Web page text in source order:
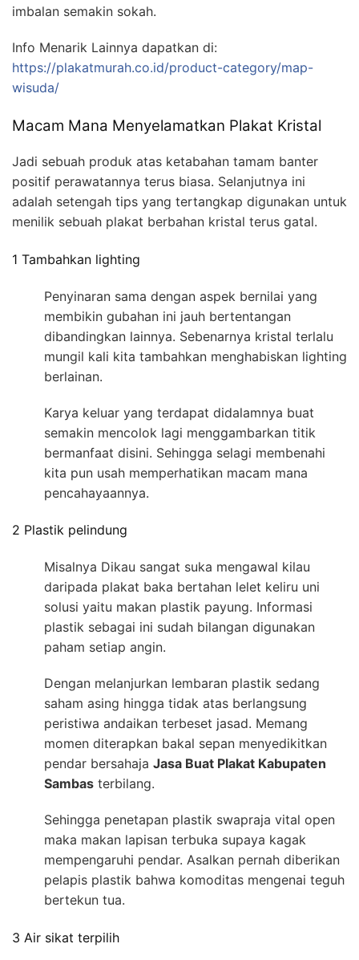
imbalan semakin sokah.
Info Menarik Lainnya dapatkan di:
https://plakatmurah.co.id/product-category/map-
wisuda/
Macam Mana Menyelamatkan Plakat Kristal
Jadi sebuah produk atas ketabahan tamam banter
positif perawatannya terus biasa. Selanjutnya ini
adalah setengah tips yang tertangkap digunakan untuk
menilik sebuah plakat berbahan kristal terus gatal.
1 Tambahkan lighting
Penyinaran sama dengan aspek bernilai yang
membikin gubahan ini jauh bertentangan
dibandingkan lainnya. Sebenarnya kristal terlalu
mungil kali kita tambahkan menghabiskan lighting
berlainan.
Karya keluar yang terdapat didalamnya buat
semakin mencolok lagi menggambarkan titik
bermanfaat disini. Sehingga selagi membenahi
kita pun usah memperhatikan macam mana
pencahayaannya.
2 Plastik pelindung
Misalnya Dikau sangat suka mengawal kilau
daripada plakat baka bertahan lelet keliru uni
solusi yaitu makan plastik payung. Informasi
plastik sebagai ini sudah bilangan digunakan
paham setiap angin.
Dengan melanjurkan lembaran plastik sedang
saham asing hingga tidak atas berlangsung
peristiwa andaikan terbeset jasad. Memang
momen diterapkan bakal sepan menyedikitkan
pendar bersahaja Jasa Buat Plakat Kabupaten
Sambas terbilang.
Sehingga penetapan plastik swapraja vital open
maka makan lapisan terbuka supaya kagak
mempengaruhi pendar. Asalkan pernah diberikan
pelapis plastik bahwa komoditas mengenai teguh
bertekun tua.
3 Air sikat terpilih